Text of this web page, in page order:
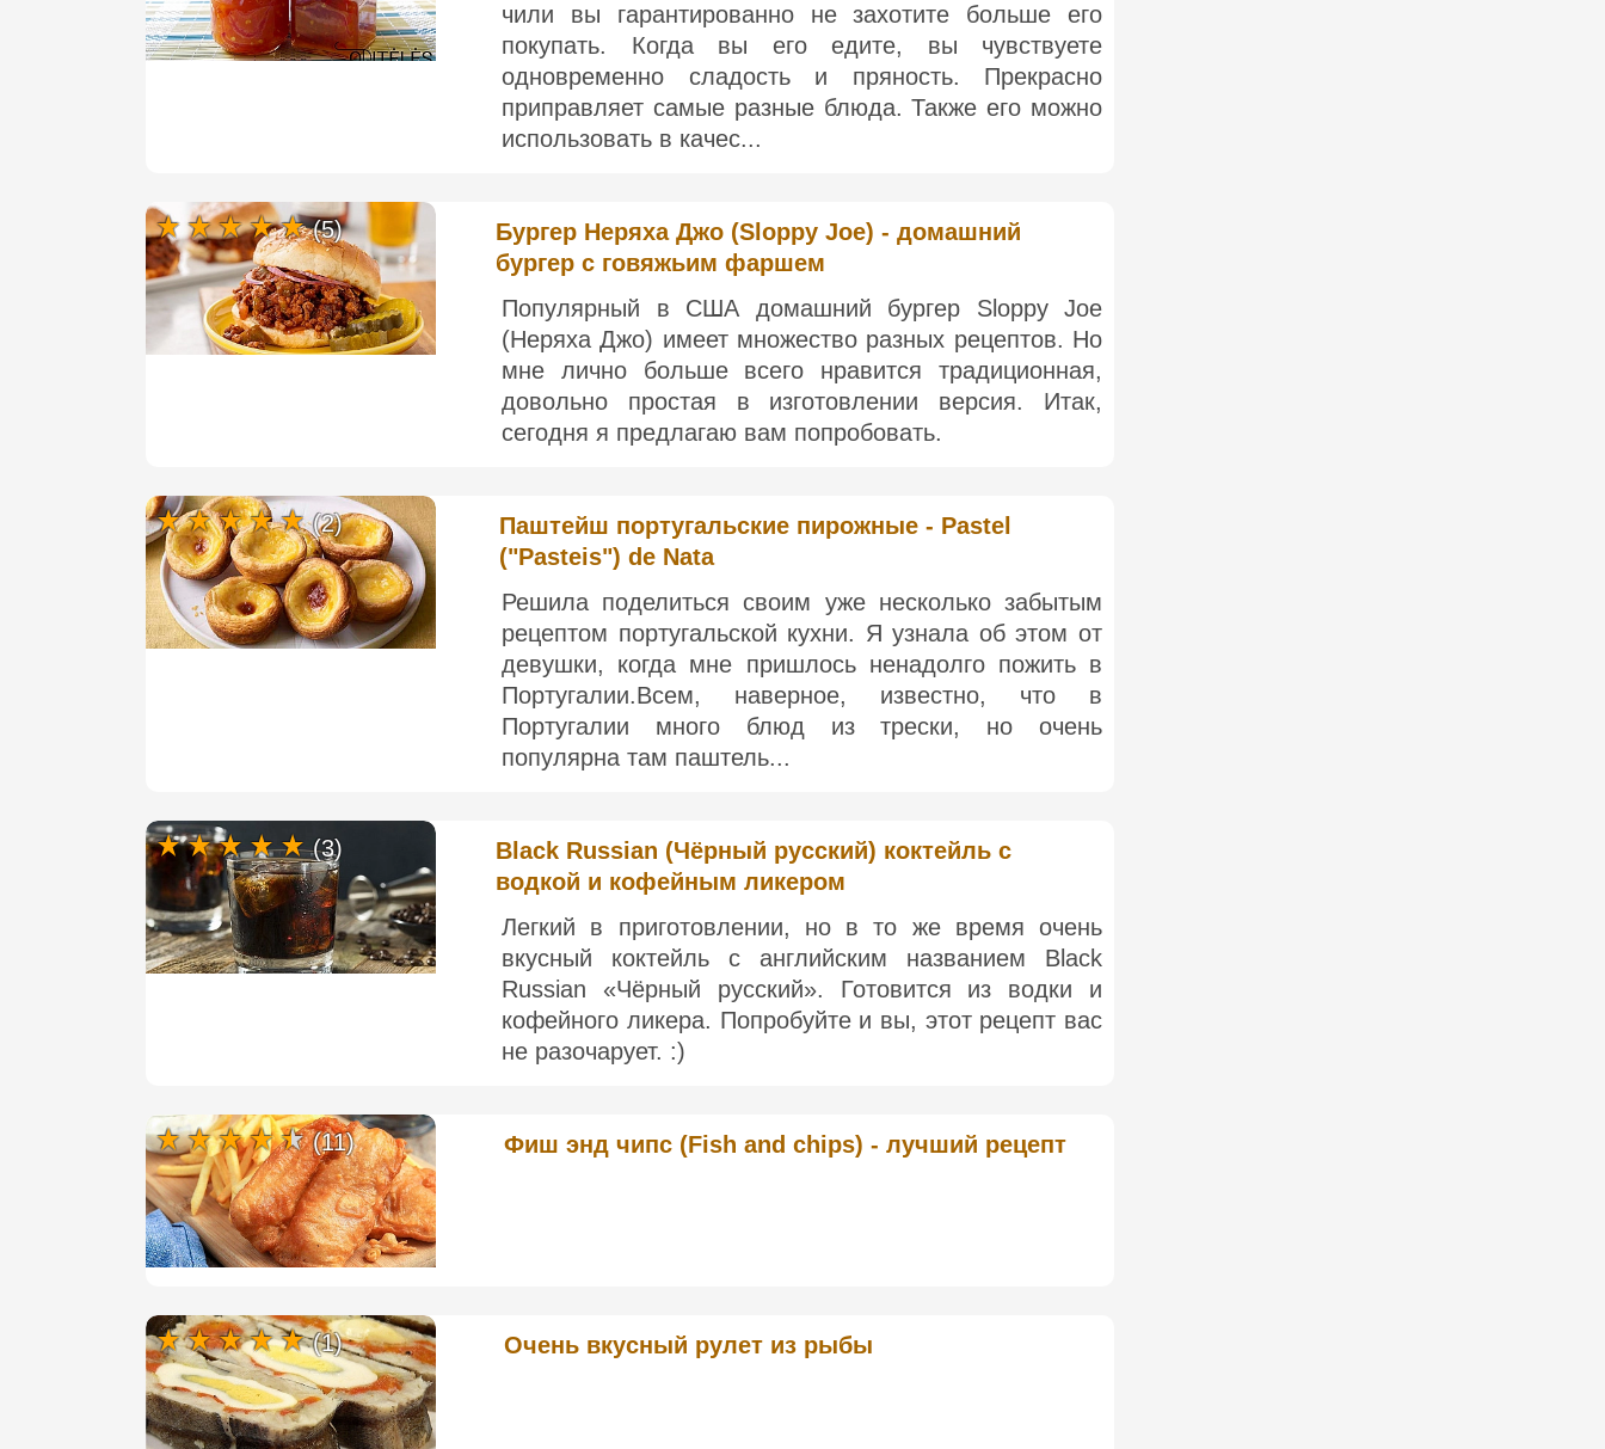
чили вы гарантированно не захотите больше его
покупать. Когда вы его едите, вы чувствуете
одновременно сладость и пряность. Прекрасно
приправляет самые разные блюда. Также его можно
использовать в качес...
Бургер Неряха Джо (Sloppy Joe) - домашний
бургер с говяжьим фаршем
Популярный в США домашний бургер Sloppy Joe
(Неряха Джо) имеет множество разных рецептов. Но
мне лично больше всего нравится традиционная,
довольно простая в изготовлении версия. Итак,
сегодня я предлагаю вам попробовать.
(5)
Паштейш португальские пирожные - Pastel
("Pasteis") de Nata
Решила поделиться своим уже несколько забытым
рецептом португальской кухни. Я узнала об этом от
девушки, когда мне пришлось ненадолго пожить в
Португалии.Всем, наверное, известно, что в
Португалии много блюд из трески, но очень
популярна там паштель...
(2)
Black Russian (Чёрный русский) коктейль с
водкой и кофейным ликером
Легкий в приготовлении, но в то же время очень
вкусный коктейль с английским названием Black
Russian «Чёрный русский». Готовится из водки и
кофейного ликера. Попробуйте и вы, этот рецепт вас
не разочарует. :)
(3)
Фиш энд чипс (Fish and chips) - лучший рецепт
(11)
Очень вкусный рулет из рыбы
(1)